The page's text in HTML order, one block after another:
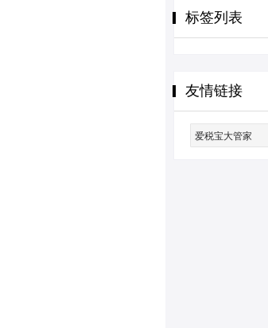
标签列表
友情链接
爱税宝大管家